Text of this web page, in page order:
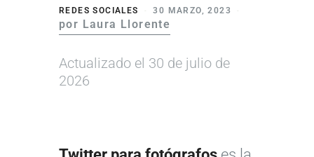
LOGIN
REDES SOCIALES 30 MARZO, 2023
por Laura Llorente
Actualizado el 30 de julio de
2026